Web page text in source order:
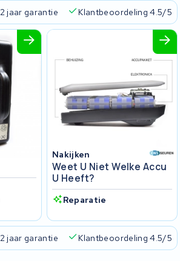
2 jaar garantie Klantbeoordeling 4.5/5
Nakijken
Weet U Niet Welke Accu
U Heeft?
Reparatie
2 jaar garantie Klantbeoordeling 4.5/5